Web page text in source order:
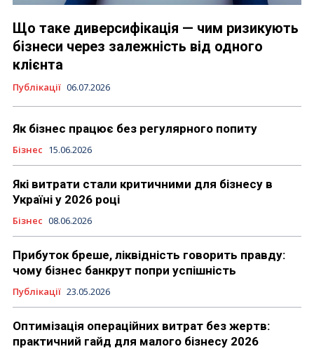
Що таке диверсифікація — чим ризикують
бізнеси через залежність від одного
клієнта
Публікації 06.07.2026
Як бізнес працює без регулярного попиту
Бізнес 15.06.2026
Які витрати стали критичними для бізнесу в
Україні у 2026 році
Бізнес 08.06.2026
Прибуток бреше, ліквідність говорить правду:
чому бізнес банкрут попри успішність
Публікації 23.05.2026
Оптимізація операційних витрат без жертв:
практичний гайд для малого бізнесу 2026